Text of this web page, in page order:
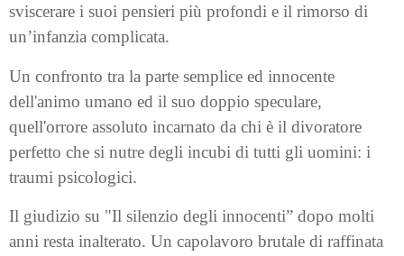
sviscerare i suoi pensieri più profondi e il rimorso di
un’infanzia complicata.
Un confronto tra la parte semplice ed innocente
dell'animo umano ed il suo doppio speculare,
quell'orrore assoluto incarnato da chi è il divoratore
perfetto che si nutre degli incubi di tutti gli uomini: i
traumi psicologici.
Il giudizio su "Il silenzio degli innocenti” dopo molti
anni resta inalterato. Un capolavoro brutale di raffinata